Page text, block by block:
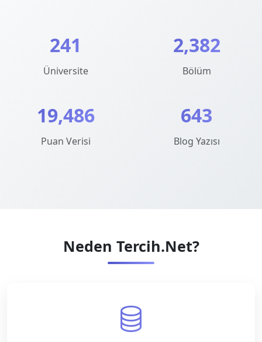
241
Üniversite
2,382
Bölüm
19,486
Puan Verisi
643
Blog Yazısı
Neden Tercih.Net?